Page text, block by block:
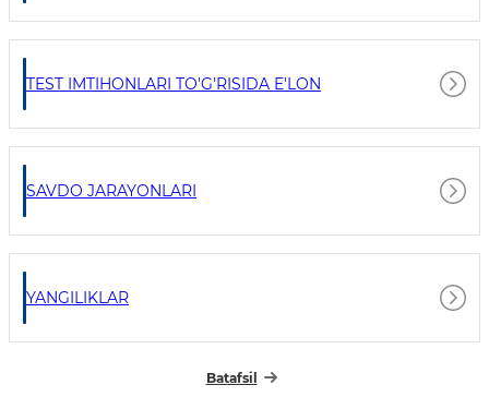
TEST IMTIHONLARI TO'G'RISIDA E'LON
SAVDO JARAYONLARI
YANGILIKLAR
Batafsil